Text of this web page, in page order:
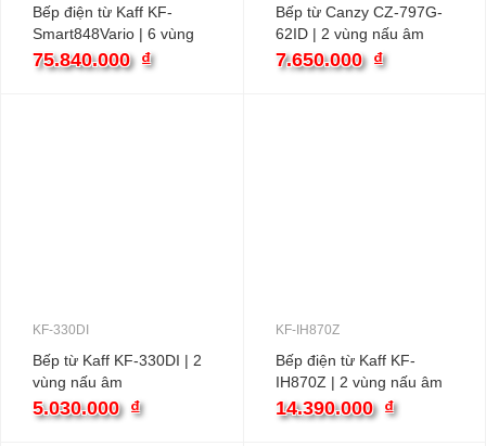
Bếp điện từ Kaff KF-
Smart848Vario | 6 vùng
nấu âm
75.840.000 ₫
Bếp từ Canzy CZ-797G-
62ID | 2 vùng nấu âm
7.650.000 ₫
KF-330DI
Bếp từ Kaff KF-330DI | 2
vùng nấu âm
5.030.000 ₫
KF-IH870Z
Bếp điện từ Kaff KF-
IH870Z | 2 vùng nấu âm
14.390.000 ₫